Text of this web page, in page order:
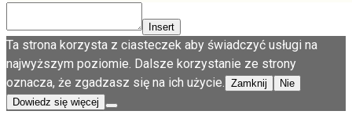
Insert
Ta strona korzysta z ciasteczek aby świadczyć usługi na
najwyższym poziomie. Dalsze korzystanie ze strony
oznacza, że zgadzasz się na ich użycie.
Zamknij
Nie
Dowiedz się więcej